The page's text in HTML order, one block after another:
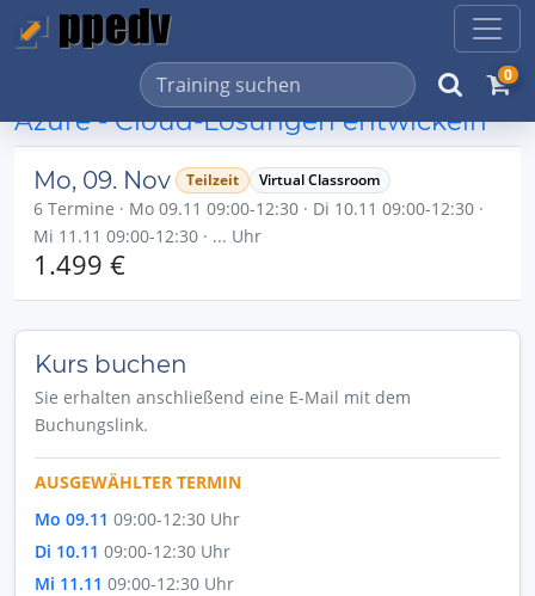
0
Azure - Cloud-Lösungen entwickeln
Mo, 09. Nov Teilzeit Virtual Classroom
6 Termine · Mo 09.11 09:00-12:30 · Di 10.11 09:00-12:30 ·
Mi 11.11 09:00-12:30 · ... Uhr
1.499 €
Kurs buchen
Sie erhalten anschließend eine E-Mail mit dem
Buchungslink.
AUSGEWÄHLTER TERMIN
Mo 09.11 09:00-12:30 Uhr
Di 10.11 09:00-12:30 Uhr
Mi 11.11 09:00-12:30 Uhr